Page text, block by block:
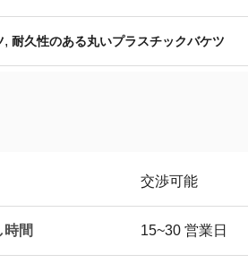
, 耐久性のある丸いプラスチックバケツ
交渉可能
時間 15~30 営業日